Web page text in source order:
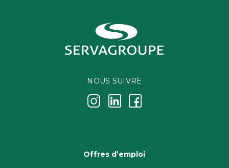
NOUS SUIVRE
j k i
Offres d’emploi